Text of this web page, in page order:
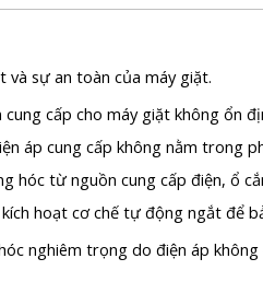
và sự an toàn của máy giặt.
cung cấp cho máy giặt không ổn
áp cung cấp không nằm trong
hóc từ nguồn cung cấp điện, ổ
hoạt cơ chế tự động ngắt để
nghiêm trọng do điện áp không